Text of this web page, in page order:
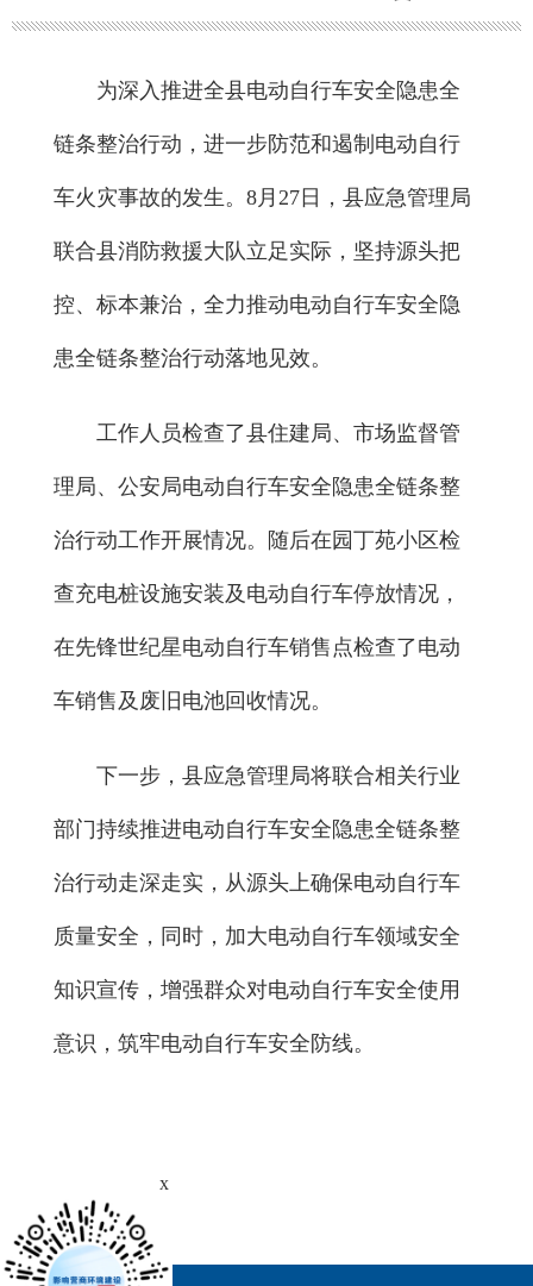
为深入推进全县电动自行车安全隐患全
链条整治行动，进一步防范和遏制电动自行
车火灾事故的发生。8月27日，县应急管理局
联合县消防救援大队立足实际，坚持源头把
控、标本兼治，全力推动电动自行车安全隐
患全链条整治行动落地见效。
工作人员检查了县住建局、市场监督管
理局、公安局电动自行车安全隐患全链条整
治行动工作开展情况。随后在园丁苑小区检
查充电桩设施安装及电动自行车停放情况，
在先锋世纪星电动自行车销售点检查了电动
车销售及废旧电池回收情况。
下一步，县应急管理局将联合相关行业
部门持续推进电动自行车安全隐患全链条整
治行动走深走实，从源头上确保电动自行车
质量安全，同时，加大电动自行车领域安全
知识宣传，增强群众对电动自行车安全使用
意识，筑牢电动自行车安全防线。
x